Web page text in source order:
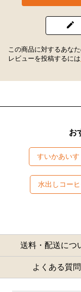
この商品に対するあな
レビューを投稿するには
お
すいかあいす
水出しコー
送料・配送につ
よくある質問